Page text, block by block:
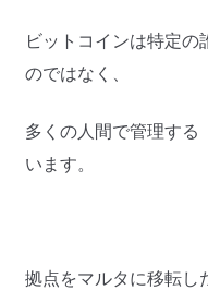
ビットコインは特定の
のではなく、
多くの人間で管理する
います。
拠点をマルタに移転し